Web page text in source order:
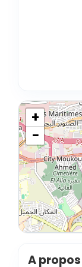
+
−
A propos